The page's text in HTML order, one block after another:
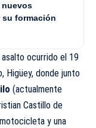
nuevos
formación
asalto ocurrido el 19
Higüey, donde junto
(actualmente
Castillo de
y una